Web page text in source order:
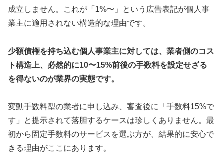
成立しません。これが「1%〜」という広告表記が個人事
業主に適用されない構造的な理由です。
少額債権を持ち込む個人事業主に対しては、業者側のコス
ト構造上、必然的に10〜15%前後の手数料を設定せざる
を得ないのが業界の実態です。
変動手数料型の業者に申し込み、審査後に「手数料15%で
す」と提示されて落胆するケースは珍しくありません。最
初から固定手数料のサービスを選ぶ方が、結果的に安心で
きる理由がここにあります。